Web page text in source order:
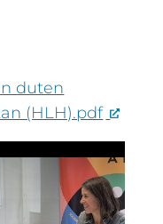
duten
(HLH).pdf